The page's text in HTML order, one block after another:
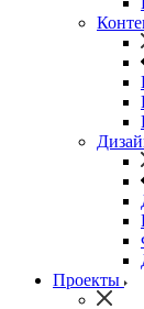
Проекты